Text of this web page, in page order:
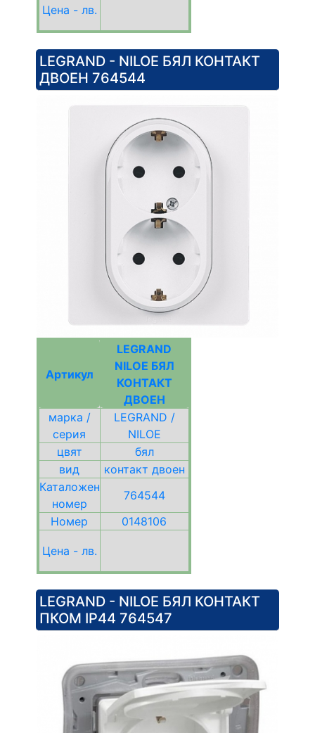
Цена - лв.
LEGRAND - NILOE БЯЛ КОНТАКТ
ДВОЕН 764544
Артикул
LEGRAND
NILOE БЯЛ
КОНТАКТ
ДВОЕН
марка /
серия
LEGRAND /
NILOE
цвят
бял
вид
контакт двоен
Каталожен
номер
764544
Номер
0148106
Цена - лв.
LEGRAND - NILOE БЯЛ КОНТАКТ
ПКОМ IP44 764547